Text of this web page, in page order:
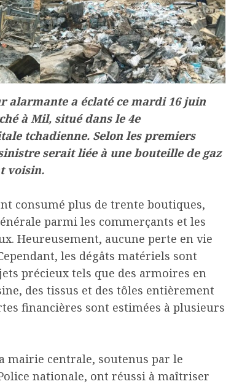
alarmante a éclaté ce mardi 16 juin
à Mil, situé dans le 4e
tchadienne. Selon les premiers
serait liée à une bouteille de gaz
voisin.
consumé plus de trente boutiques,
parmi les commerçants et les
Heureusement, aucune perte en vie
les dégâts matériels sont
précieux tels que des armoires en
des tissus et des tôles entièrement
financières sont estimées à plusieurs
mairie centrale, soutenus par le
nationale, ont réussi à maîtriser